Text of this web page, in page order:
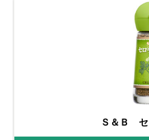
Ｓ＆Ｂ セ